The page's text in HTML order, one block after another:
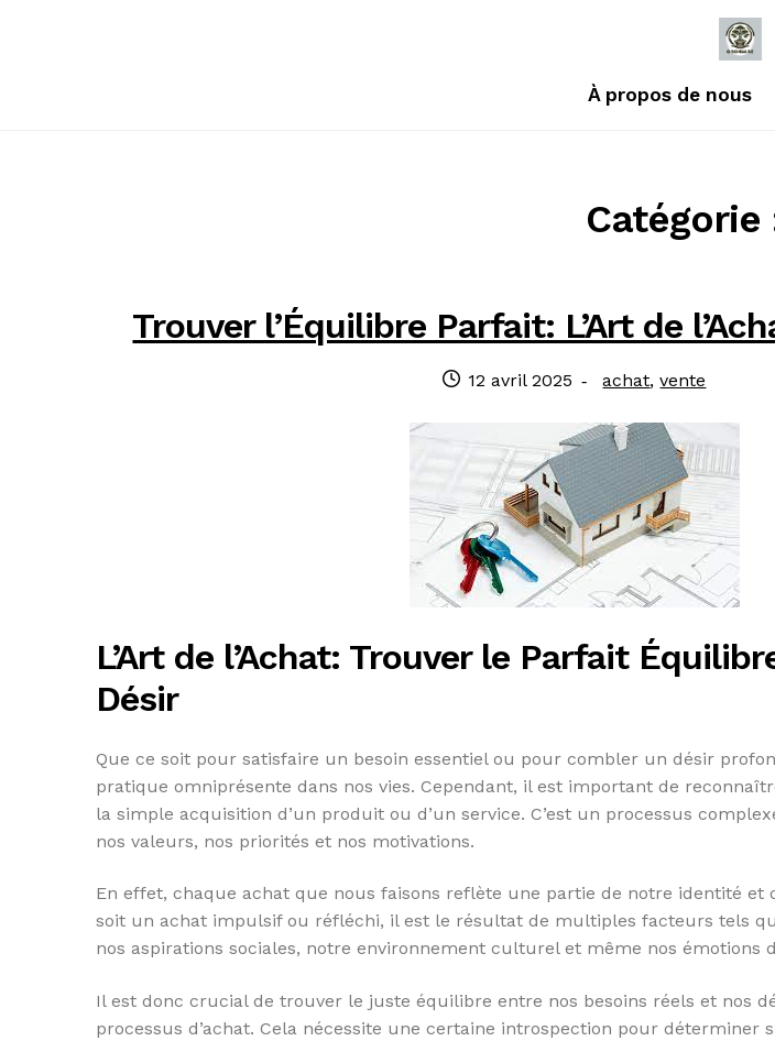
À propos de nous
Catégorie
Trouver l’Équilibre Parfait: L’Art de
Publié
12 avril 2025
Catégories
achat,vente
L’Art de l’Achat: Trouver le Parfait
Désir
Que ce soit pour satisfaire un besoin essentiel ou pour combler un désir
pratique omniprésente dans nos vies. Cependant, il est important de
la simple acquisition d’un produit ou d’un service. C’est un processus
nos valeurs, nos priorités et nos motivations.
En effet, chaque achat que nous faisons reflète une partie de notre identité et
soit un achat impulsif ou réfléchi, il est le résultat de multiples facteurs tels
nos aspirations sociales, notre environnement culturel et même nos émotions
Il est donc crucial de trouver le juste équilibre entre nos besoins réels et nos
processus d’achat. Cela nécessite une certaine introspection pour déterminer